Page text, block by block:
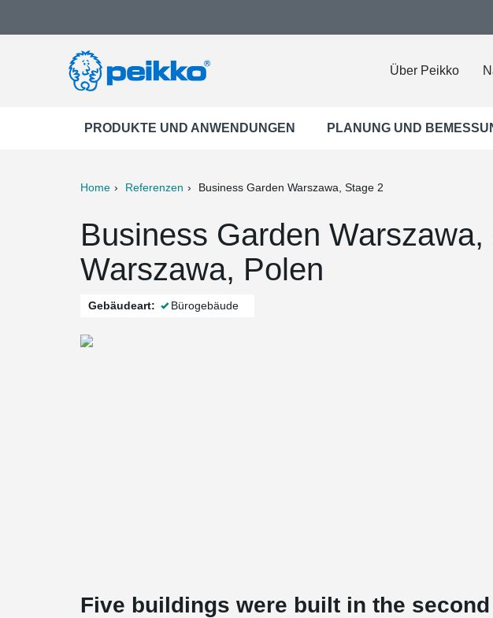
Über Peikko
PRODUKTE UND ANWENDUNGEN PLANUNG UND
Home Referenzen Business Garden Warszawa, Stage 2
Business Garden Warszawa,
Warszawa, Polen
Gebäudeart: Bürogebäude
Five buildings were built in the